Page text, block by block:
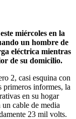
miércoles en la
un hombre de
eléctrica mientras
de su domicilio.
2, casi esquina con
primeros informes, la
en su hogar
cable de media
23 mil volts.